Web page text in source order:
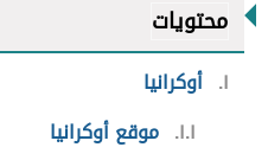
محتويات
١ أوكرانيا
١.١ موقع أوكرانيا